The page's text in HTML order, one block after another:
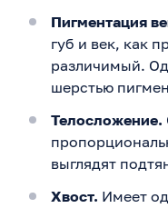
Пигментация
губ и век, как
различимый.
шерстью
Телосложение.
выглядят
Хвост. Имеет